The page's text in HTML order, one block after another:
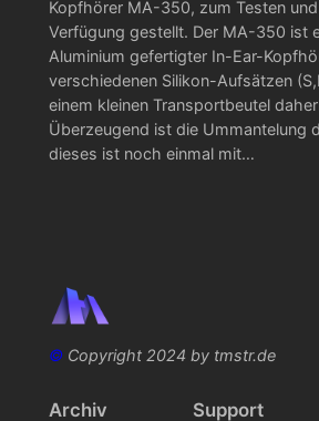
Kopfhörer MA-350, zum Testen
Verfügung gestellt. Der MA-350 ist
Aluminium gefertigter In-Ear-
verschiedenen Silikon-Aufsätzen
einem kleinen Transportbeutel
Überzeugend ist die Ummantelung
dieses ist noch einmal mit…
©Copyright 2024 by tmstr.de
Archiv Support